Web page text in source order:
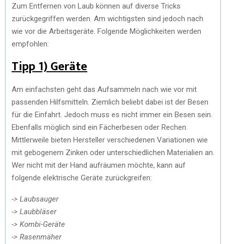
Zum Entfernen von Laub können auf diverse Tricks
zurückgegriffen werden. Am wichtigsten sind jedoch nach
wie vor die Arbeitsgeräte. Folgende Möglichkeiten werden
empfohlen:
Tipp 1) Geräte
Am einfachsten geht das Aufsammeln nach wie vor mit
passenden Hilfsmitteln. Ziemlich beliebt dabei ist der Besen
für die Einfahrt. Jedoch muss es nicht immer ein Besen sein.
Ebenfalls möglich sind ein Fächerbesen oder Rechen.
Mittlerweile bieten Hersteller verschiedenen Variationen wie
mit gebogenem Zinken oder unterschiedlichen Materialien an.
Wer nicht mit der Hand aufräumen möchte, kann auf
folgende elektrische Geräte zurückgreifen:
-> Laubsauger
-> Laubbläser
-> Kombi-Geräte
-> Rasenmäher